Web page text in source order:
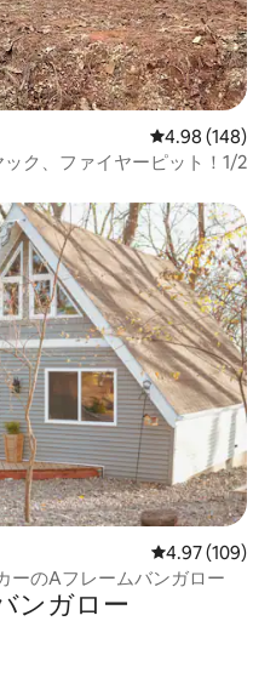
レビュー148
4.98 (148)
ク、ファイヤーピット！1/2
レビュー109
4.97 (109)
ーのAフレームバンガロー
ンガロー